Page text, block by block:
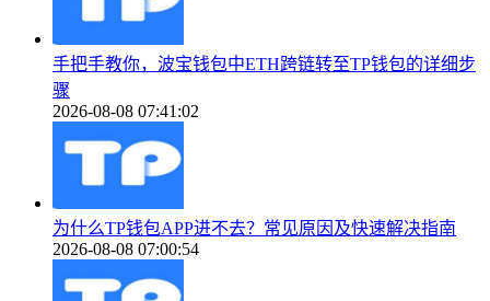
手把手教你，波宝钱包中ETH跨链转至TP钱包的详细步
骤
2026-08-08 07:41:02
为什么TP钱包APP进不去？常见原因及快速解决指南
2026-08-08 07:00:54